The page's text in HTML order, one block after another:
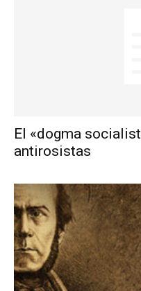
El «dogma
antirosistas